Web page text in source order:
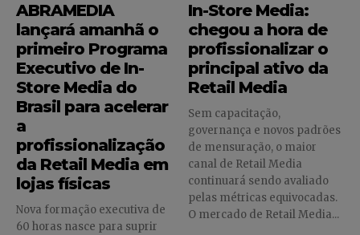
ABRAMEDIA
lançará amanhã o
primeiro Programa
Executivo de In-
Store Media do
Brasil para acelerar
a
profissionalização
da Retail Media em
lojas físicas
Nova formação executiva de
60 horas nasce para suprir
In-Store Media:
chegou a hora de
profissionalizar o
principal ativo da
Retail Media
Sem capacitação,
governança e novos padrões
de mensuração, o maior
canal de Retail Media
continuará sendo avaliado
pelas métricas equivocadas.
O mercado de Retail Media...